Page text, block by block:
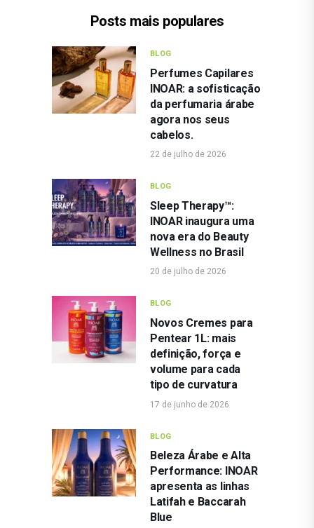
Posts mais populares
BLOG
Perfumes Capilares
INOAR: a sofisticação
da perfumaria árabe
agora nos seus
cabelos.
22 de julho de 2026
BLOG
Sleep Therapy™:
INOAR inaugura uma
nova era do Beauty
Wellness no Brasil
20 de julho de 2026
BLOG
Novos Cremes para
Pentear 1L: mais
definição, força e
volume para cada
tipo de curvatura
17 de junho de 2026
BLOG
Beleza Árabe e Alta
Performance: INOAR
apresenta as linhas
Latifah e Baccarah
Blue